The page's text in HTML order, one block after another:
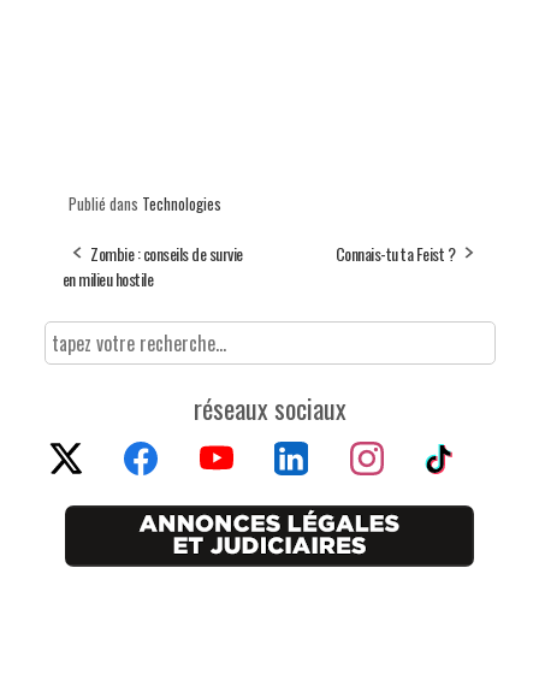
Publié dans Technologies
Zombie : conseils de survie
en milieu hostile
Connais-tu ta Feist ?
réseaux sociaux